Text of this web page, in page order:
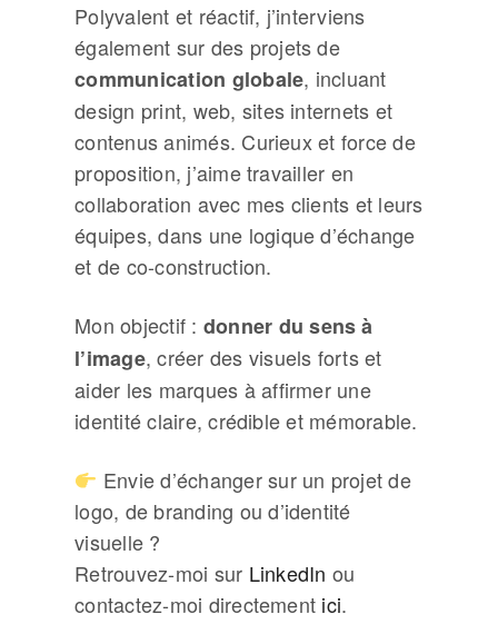
Polyvalent et réactif, j’interviens
également sur des projets de
communication globale, incluant
design print, web, sites internets et
contenus animés. Curieux et force de
proposition, j’aime travailler en
collaboration avec mes clients et leurs
équipes, dans une logique d’échange
et de co-construction.
Mon objectif : donner du sens à
l’image, créer des visuels forts et
aider les marques à affirmer une
identité claire, crédible et mémorable.
Envie d’échanger sur un projet de
logo, de branding ou d’identité
visuelle ?
Retrouvez-moi sur LinkedIn ou
contactez-moi directement ici.